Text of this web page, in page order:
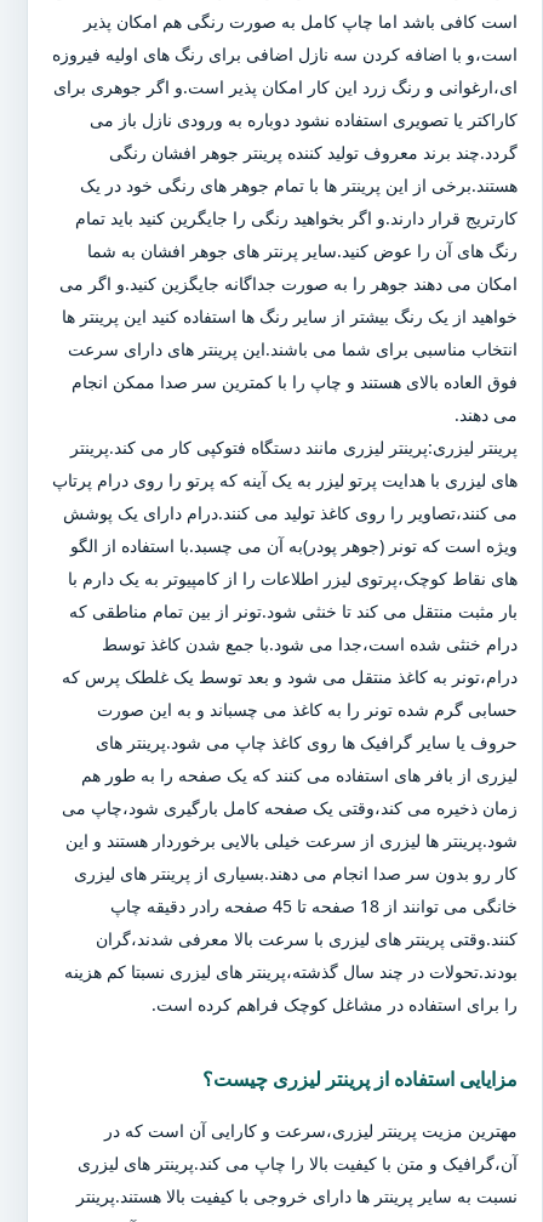
است کافی باشد اما چاپ کامل به صورت رنگی هم امکان پذیر
است،و با اضافه کردن سه نازل اضافی برای رنگ های اولیه فیروزه
ای،ارغوانی و رنگ زرد این کار امکان پذیر است.و اگر جوهری برای
کاراکتر یا تصویری استفاده نشود دوباره به ورودی نازل باز می
گردد.چند برند معروف تولید کننده پرینتر جوهر افشان رنگی
هستند.برخی از این پرینتر ها با تمام جوهر های رنگی خود در یک
کارتریج قرار دارند.و اگر بخواهید رنگی را جایگرین کنید باید تمام
رنگ های آن را عوض کنید.سایر پرنتر های جوهر افشان به شما
امکان می دهند جوهر را به صورت جداگانه جایگزین کنید.و اگر می
خواهید از یک رنگ بیشتر از سایر رنگ ها استفاده کنید این پرینتر ها
انتخاب مناسبی برای شما می باشند.این پرینتر های دارای سرعت
فوق العاده بالای هستند و چاپ را با کمترین سر صدا ممکن انجام
می دهند.
پرینتر لیزری:پرینتر لیزری مانند دستگاه فتوکپی کار می کند.پرینتر
های لیزری با هدایت پرتو لیزر به یک آینه که پرتو را روی درام پرتاپ
می کنند،تصاویر را روی کاغذ تولید می کنند.درام دارای یک پوشش
ویژه است که تونر (جوهر پودر)به آن می چسبد.با استفاده از الگو
های نقاط کوچک،پرتوی لیزر اطلاعات را از کامپیوتر به یک دارم با
بار مثبت منتقل می کند تا خنثی شود.تونر از بین تمام مناطقی که
درام خنثی شده است،جدا می شود.با جمع شدن کاغذ توسط
درام،تونر به کاغذ منتقل می شود و بعد توسط یک غلطک پرس که
حسابی گرم شده تونر را به کاغذ می چسباند و به این صورت
حروف یا سایر گرافیک ها روی کاغذ چاپ می شود.پرینتر های
لیزری از بافر های استفاده می کنند که یک صفحه را به طور هم
زمان ذخیره می کند،وقتی یک صفحه کامل بارگیری شود،چاپ می
شود.پرینتر ها لیزری از سرعت خیلی بالایی برخوردار هستند و این
کار رو بدون سر صدا انجام می دهند.بسیاری از پرینتر های لیزری
خانگی می توانند از 18 صفحه تا 45 صفحه رادر دقیقه چاپ
کنند.وقتی پرینتر های لیزری با سرعت بالا معرفی شدند،گران
بودند.تحولات در چند سال گذشته،پرینتر های لیزری نسبتا کم هزینه
را برای استفاده در مشاغل کوچک فراهم کرده است.
مزایایی استفاده از پرینتر لیزری چیست؟
مهترین مزیت پرینتر لیزری،سرعت و کارایی آن است که در
آن،گرافیک و متن با کیفیت بالا را چاپ می کند.پرینتر های لیزری
نسبت به سایر پرینتر ها دارای خروجی با کیفیت بالا هستند.پرینتر